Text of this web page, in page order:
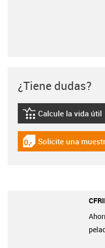
¿Tiene dudas?
igus-icon-
Calcule la vida útil
igus-icon-gratismuster
Solicite una